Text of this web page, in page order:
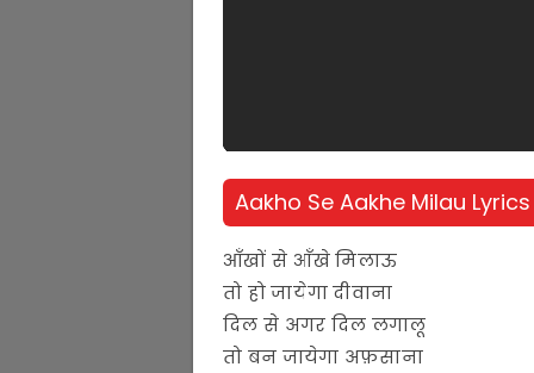
Aakho Se Aakhe Milau
आँखों से आँखे मिलाऊ
तो हो जायेगा दीवाना
दिल से अगर दिल लगालू
तो बन जायेगा अफ़साना